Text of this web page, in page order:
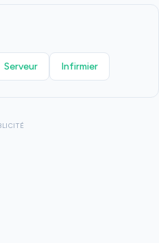
Serveur Infirmier